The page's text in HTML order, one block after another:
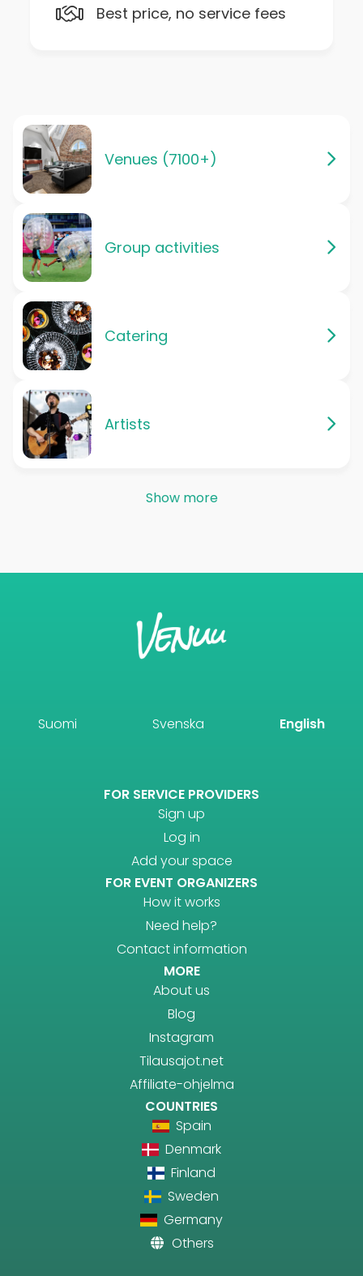
Best price, no service fees
Venues (7100+)
Group activities
Catering
Artists
Show more
Suomi Svenska English
FOR SERVICE PROVIDERS
Sign up
Log in
Add your space
FOR EVENT ORGANIZERS
How it works
Need help?
Contact information
MORE
About us
Blog
Instagram
Tilausajot.net
Affiliate-ohjelma
COUNTRIES
Spain
Denmark
Finland
Sweden
Germany
Others